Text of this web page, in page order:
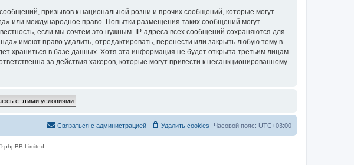
призывов к национальной розни и прочих сообщений, которые могут
или международное право. Попытки размещения таких сообщений могут
если мы сочтём это нужным. IP-адреса всех сообщений сохраняются для
имеют право удалить, отредактировать, перенести или закрыть любую тему в
храниться в базе данных. Хотя эта информация не будет открыта третьим лицам
за действия хакеров, которые могут привести к несанкционированному
Часовой пояс: UTC+03:00
Удалить cookies
Связаться с администрацией
phpBB Limited